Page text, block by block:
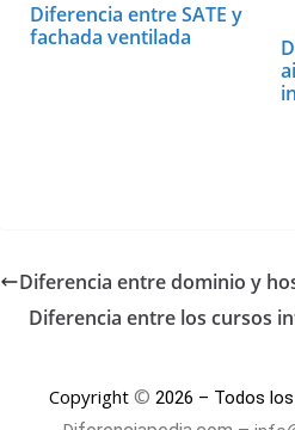
Diferencia entre SATE y
fachada ventilada
Diferencia entre dominio y
Diferencia entre los cursos
Copyright © 2026 – Todos